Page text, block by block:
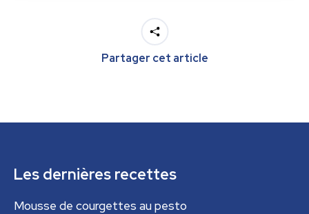
Partager cet article
Les dernières recettes
Mousse de courgettes au pesto